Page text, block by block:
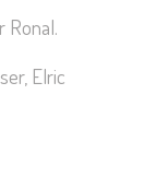
Ronal.
Elric